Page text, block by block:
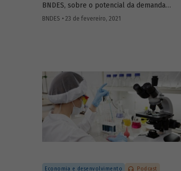
BNDES, sobre o potencial da demanda
industrial brasileira por gás natural. A
professor emérito da PUC-Rio e do IME, e
Marco Polo de Mello Lopes, presidente-
executivo do Instituto Aço Brasil.
BNDES • 23 de fevereiro, 2021
Economia e desenvolvimento Podcast